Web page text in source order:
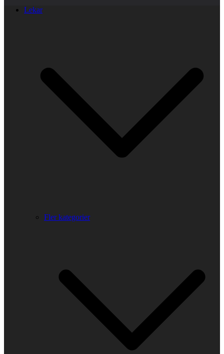
Lekar
Fler kategorier